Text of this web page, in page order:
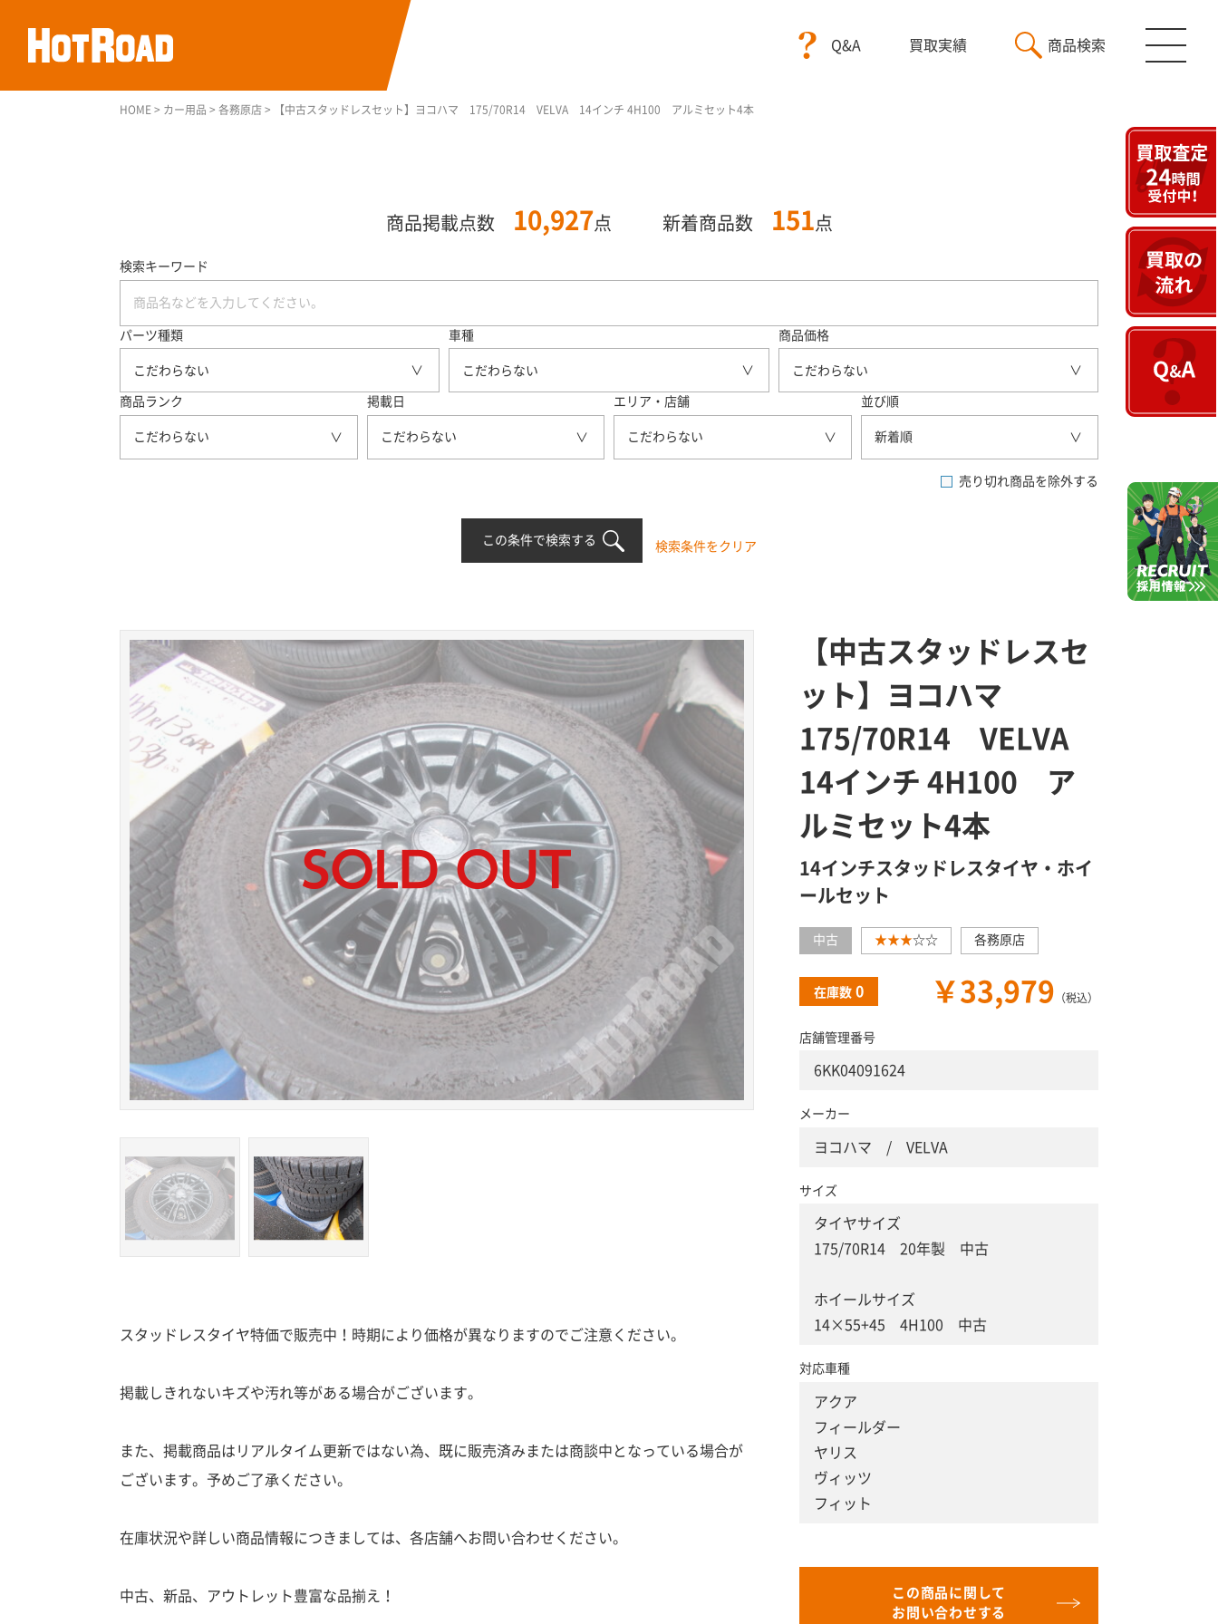
Q&A 買取実績 商品検索
HOME > カー用品 > 各務原店 > 【中古スタッドレスセット】ヨコハマ 175/70R14 VELVA 14インチ 4H100 アルミセット4本
商品掲載点数 10,927点 新着商品数 151 点
検索キーワード
パーツ種類
こだわらない
車種
こだわらない
商品価格
こだわらない
商品ランク
こだわらない
掲載日
こだわらない
エリア・店舗
こだわらない
並び順
新着順
売り切れ商品を除外する
この条件で検索する 検索条件をクリア
スタッドレスタイヤ特価で販売中！時期により価格が異なりますのでご注意ください。
掲載しきれないキズや汚れ等がある場合がございます。
また、掲載商品はリアルタイム更新ではない為、既に販売済みまたは商談中となっている場合が
ございます。予めご了承ください。
在庫状況や詳しい商品情報につきましては、各店舗へお問い合わせください。
中古、新品、アウトレット豊富な品揃え！
【中古スタッドレスセ
ット】ヨコハマ
175/70R14 VELVA
14インチ 4H100 ア
ルミセット4本
14インチスタッドレスタイヤ・ホイ
ールセット
中古 ★★★☆☆ 各務原店
在庫数 0 ￥33,979 （税込）
店舗管理番号
6KK04091624
メーカー
ヨコハマ / VELVA
サイズ
タイヤサイズ
175/70R14 20年製 中古
ホイールサイズ
14×55+45 4H100 中古
対応車種
アクア
フィールダー
ヤリス
ヴィッツ
フィット
この商品に関して
お問い合わせする